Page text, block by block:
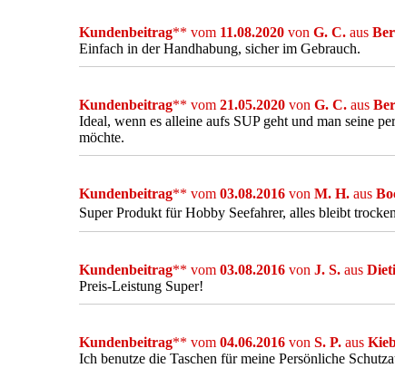
Kundenbeitrag** vom 11.08.2020 von G. C. aus
Einfach in der Handhabung, sicher im Gebrauch.
Kundenbeitrag** vom 21.05.2020 von G. C. aus
Ideal, wenn es alleine aufs SUP geht und man seine
möchte.
Kundenbeitrag** vom 03.08.2016 von M. H. aus
Super Produkt für Hobby Seefahrer, alles bleibt trocken
Kundenbeitrag** vom 03.08.2016 von J. S. aus
Preis-Leistung Super!
Kundenbeitrag** vom 04.06.2016 von S. P. aus
Ich benutze die Taschen für meine Persönliche